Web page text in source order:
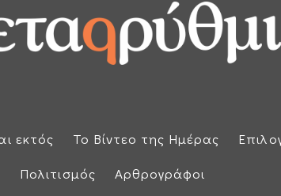
εκτός Το Βίντεο της Ημέρας
Πολιτισμός Αρθρογράφοι